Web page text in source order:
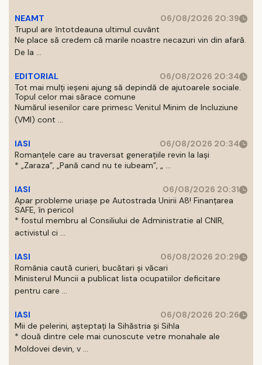
NEAMT
06/08/2026 20:39
Trupul are întotdeauna ultimul cuvânt
Ne place să credem că marile noastre necazuri vin din afară.
De la ...
EDITORIAL
06/08/2026 20:34
Tot mai mulți ieșeni ajung să depindă de ajutoarele sociale.
Topul celor mai sărace comune
Numărul iesenilor care primesc Venitul Minim de Incluziune
(VMI) cont ...
IASI
06/08/2026 20:34
Romanțele care au traversat generațiile revin la Iași
* „Zaraza”, „Pană cand nu te iubeam”, „ ...
IASI
06/08/2026 20:31
Apar probleme uriașe pe Autostrada Unirii A8! Finanțarea
SAFE, în pericol
* fostul membru al Consiliului de Administratie al CNIR,
activistul ci ...
IASI
06/08/2026 20:29
România caută curieri, bucătari și văcari
Ministerul Muncii a publicat lista ocupatiilor deficitare
pentru care ...
IASI
06/08/2026 20:26
Mii de pelerini, așteptați la Sihăstria și Sihla
* două dintre cele mai cunoscute vetre monahale ale
Moldovei devin, v ...